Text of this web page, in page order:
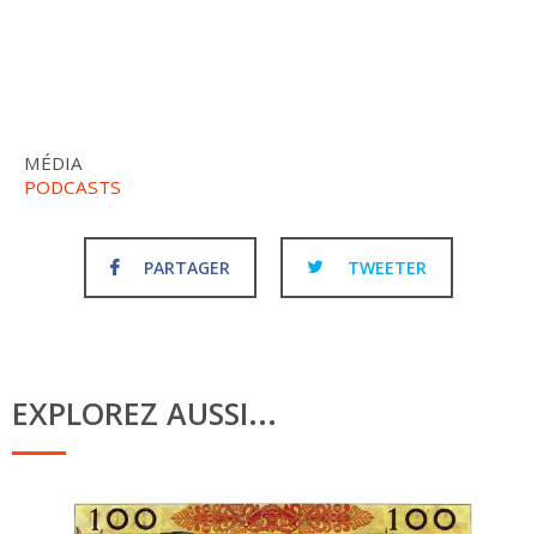
MÉDIA
PODCASTS
PARTAGER TWEETER
EXPLOREZ AUSSI...